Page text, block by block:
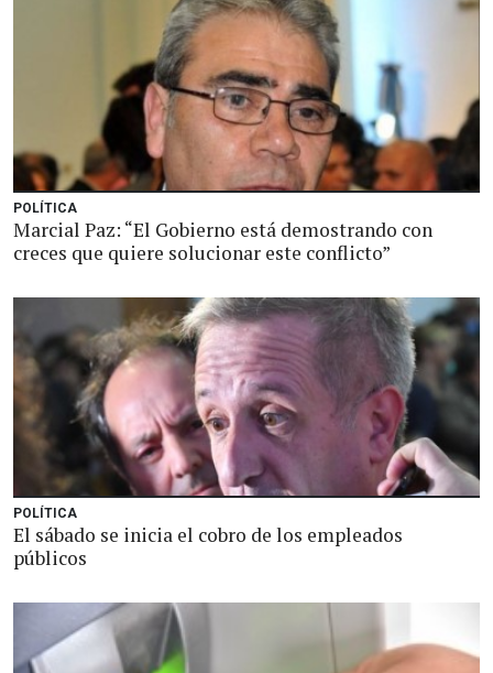
POLÍTICA
Marcial Paz: “El Gobierno está demostrando con
creces que quiere solucionar este conflicto”
POLÍTICA
El sábado se inicia el cobro de los empleados
públicos